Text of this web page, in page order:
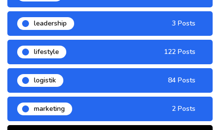
leadership 3 Posts
lifestyle 122 Posts
logistik 84 Posts
marketing 2 Posts